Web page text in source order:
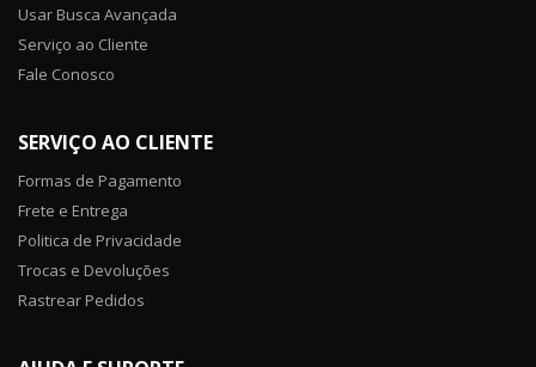
Usar Busca Avançada
Serviço ao Cliente
Fale Conosco
SERVIÇO AO CLIENTE
Formas de Pagamento
Frete e Entrega
Politica de Privacidade
Trocas e Devoluções
Rastrear Pedidos